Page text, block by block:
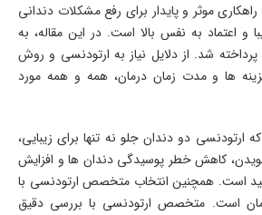
موثر و پایدار برای رفع مشکلات دندانی
و اعتماد به نفس بالا است. در این مقاله، به
شد. از دلایل نیاز به ارتودنسی و روش
ها و مدت زمان درمان، همه و همه مورد
دو دندان جلو نه تنها برای زیبایی،
جویدن، کاهش خطر پوسیدگی دندان ها و افزایش
است. همچنین انتخاب متخصص ارتودنسی با
است. متخصص ارتودنسی با بررسی دقیق